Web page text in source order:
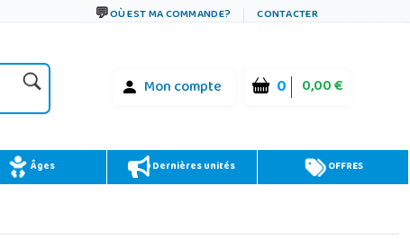
OÙ EST MA COMMANDE? CONTACTER
Mon compte 0 0,00 €
Âges Dernières unités OFFRES